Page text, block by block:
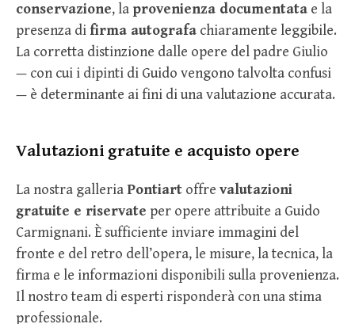
conservazione, la provenienza documentata e la
presenza di firma autografa chiaramente leggibile.
La corretta distinzione dalle opere del padre Giulio
— con cui i dipinti di Guido vengono talvolta confusi
— è determinante ai fini di una valutazione accurata.
Valutazioni gratuite e acquisto opere
La nostra galleriaPontiart offre valutazioni
gratuite e riservate per opere attribuite a Guido
Carmignani. È sufficiente inviare immagini del
fronte e del retro dell’opera, le misure, la tecnica, la
firma e le informazioni disponibili sulla provenienza.
Il nostro team di esperti risponderà con una stima
professionale.